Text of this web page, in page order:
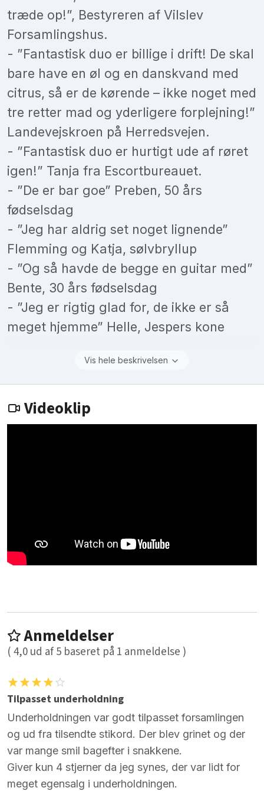
træde op!”, Bestyreren af Vilslev
Forsamlingshus.
- ”Fantastisk duo er billige i drift! De skal
bare have en øl og en danskvand med
citrus, så er de kørende – ikke noget med
tre retter mad og yderligere forplejning!”
Landevejskroen på Herredsvejen.
- ”Fantastisk duo er hurtigt ude af røret
igen!” Tanja fra Escortbureauet.
- ”De er bar goe” Preben, 50 års
fødselsdag
- ”Jeg har aldrig set noget lignende”
Flemming og Katja, sølvbryllup
- ”Og så havde de begge en guitar med”
Bente, 30 års fødselsdag
- ”Jeg er rigtig glad for, de ikke er så
meget hjemme” Helle, Jespers kone
Vis hele beskrivelsen
Videoklip
Anmeldelser
(4,0ud af5 baseret på 1 anmeldelse )
Tilpasset underholdning
Underholdningen var godt tilpasset forsamlingen
og ud fra tilsendte stikord. Der blev grinet og der
var mange smil bagefter i snakkene.
Giver kun 4 stjerner da jeg synes, der var lidt for
meget egensalg i underholdningen.